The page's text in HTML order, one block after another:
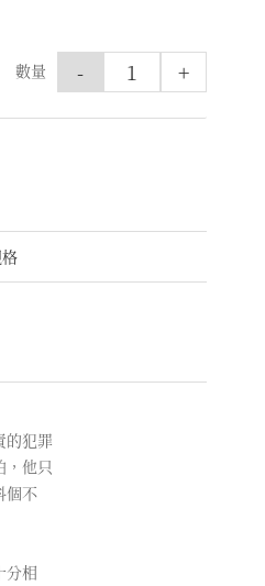
數量 +
-
的犯罪
，他只
個不
分相